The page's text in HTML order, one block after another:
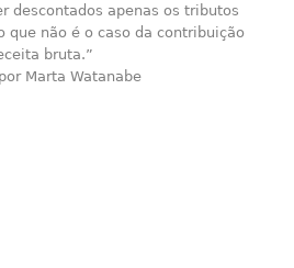
descontados apenas os tributos
que não é o caso da contribuição
bruta.”
Marta Watanabe